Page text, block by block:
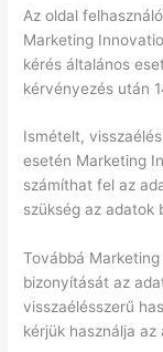
Az oldal
Marketing
kérés általános
kérvényezés után
Ismételt,
esetén Marketing
számíthat fel az
szükség az adatok
Továbbá
bizonyítását az
visszaélésszerű
kérjük használja